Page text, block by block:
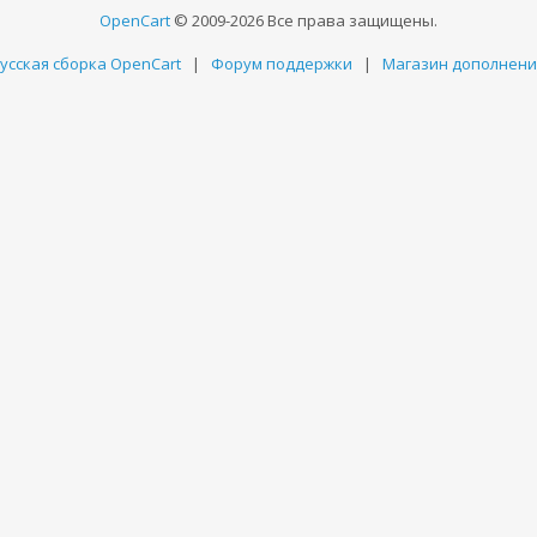
OpenCart © 2009-2026 Все права защищены.
сборка OpenCart | Форум поддержки | Магазин